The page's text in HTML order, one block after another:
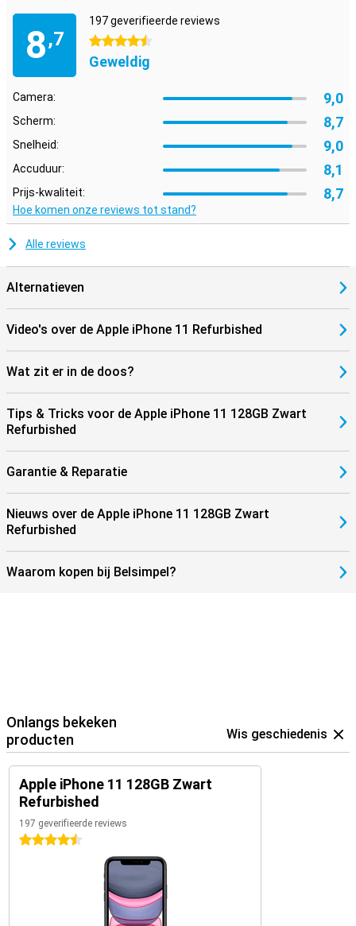
8,7
197 geverifieerde reviews
4.5 sterren
Geweldig
Camera: 9,0
Scherm: 8,7
Snelheid: 9,0
Accuduur: 8,1
Prijs-kwaliteit: 8,7
Hoe komen onze reviews tot stand?
Alle reviews
Alternatieven
Video's over de Apple iPhone 11 Refurbished
Wat zit er in de doos?
Tips & Tricks voor de Apple iPhone 11 128GB Zwart
Refurbished
Garantie & Reparatie
Nieuws over de Apple iPhone 11 128GB Zwart
Refurbished
Waarom kopen bij Belsimpel?
Onlangs bekeken
producten
Wis geschiedenis
Apple iPhone 11 128GB Zwart
Refurbished
197 geverifieerde reviews
4.5 sterren